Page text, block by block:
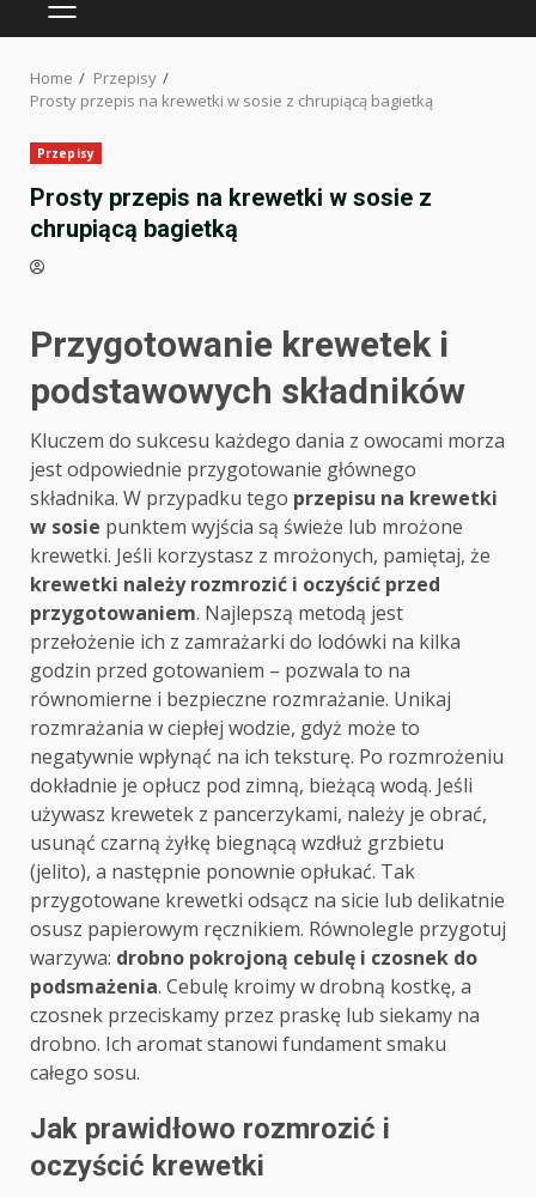
PRIMARY
Home
Przepisy
Prosty przepis na krewetki w sosie z chrupiącą bagietką
Przepisy
Prosty przepis na krewetki w sosie z
chrupiącą bagietką
Przygotowanie krewetek i
podstawowych składników
Kluczem do sukcesu każdego dania z owocami morza
jest odpowiednie przygotowanie głównego
składnika. W przypadku tego przepisu na krewetki
w sosie punktem wyjścia są świeże lub mrożone
krewetki. Jeśli korzystasz z mrożonych, pamiętaj, że
krewetki należy rozmrozić i oczyścić przed
przygotowaniem. Najlepszą metodą jest
przełożenie ich z zamrażarki do lodówki na kilka
godzin przed gotowaniem – pozwala to na
równomierne i bezpieczne rozmrażanie. Unikaj
rozmrażania w ciepłej wodzie, gdyż może to
negatywnie wpłynąć na ich teksturę. Po rozmrożeniu
dokładnie je opłucz pod zimną, bieżącą wodą. Jeśli
używasz krewetek z pancerzykami, należy je obrać,
usunąć czarną żyłkę biegnącą wzdłuż grzbietu
(jelito), a następnie ponownie opłukać. Tak
przygotowane krewetki odsącz na sicie lub delikatnie
osusz papierowym ręcznikiem. Równolegle przygotuj
warzywa: drobno pokrojoną cebulę i czosnek do
podsmażenia. Cebulę kroimy w drobną kostkę, a
czosnek przeciskamy przez praskę lub siekamy na
drobno. Ich aromat stanowi fundament smaku
całego sosu.
Jak prawidłowo rozmrozić i
oczyścić krewetki